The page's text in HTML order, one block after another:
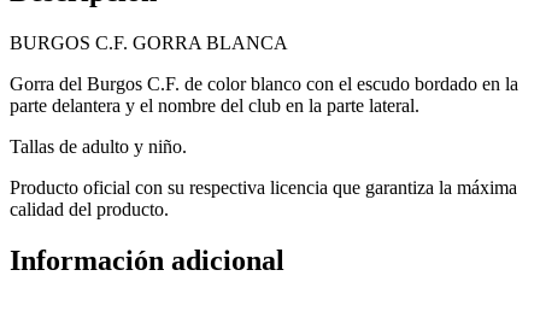
BURGOS C.F. GORRA BLANCA
Gorra del Burgos C.F. de color blanco con el escudo bordado en la
parte delantera y el nombre del club en la parte lateral.
Tallas de adulto y niño.
Producto oficial con su respectiva licencia que garantiza la máxima
calidad del producto.
Información adicional